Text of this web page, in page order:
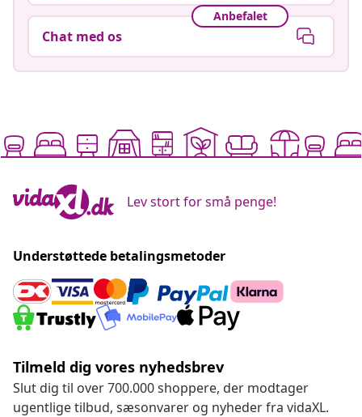
Anbefalet
Chat med os
Lev stort for små penge!
Understøttede betalingsmetoder
Tilmeld dig vores nyhedsbrev
Slut dig til over 700.000 shoppere, der modtager
ugentlige tilbud, sæsonvarer og nyheder fra vidaXL.